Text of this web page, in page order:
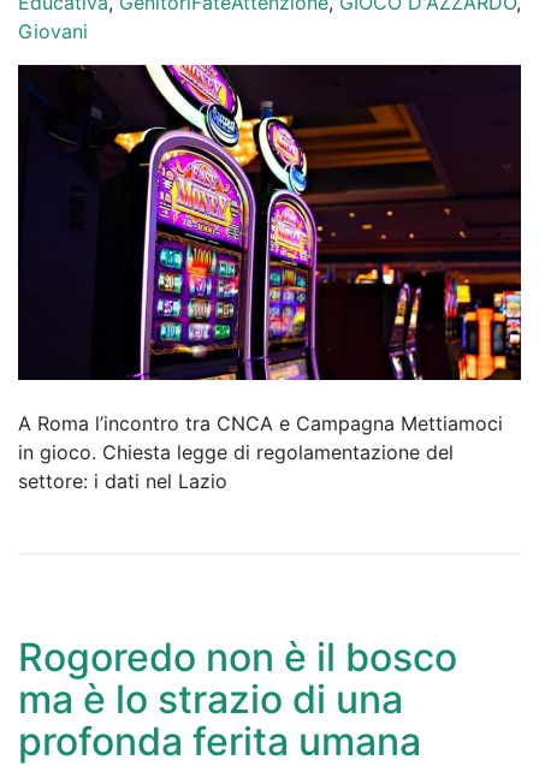
Giovani
A Roma l’incontro tra CNCA e Campagna Mettiamoci
in gioco. Chiesta legge di regolamentazione del
settore: i dati nel Lazio
Rogoredo non è il bosco
ma è lo strazio di una
profonda ferita umana